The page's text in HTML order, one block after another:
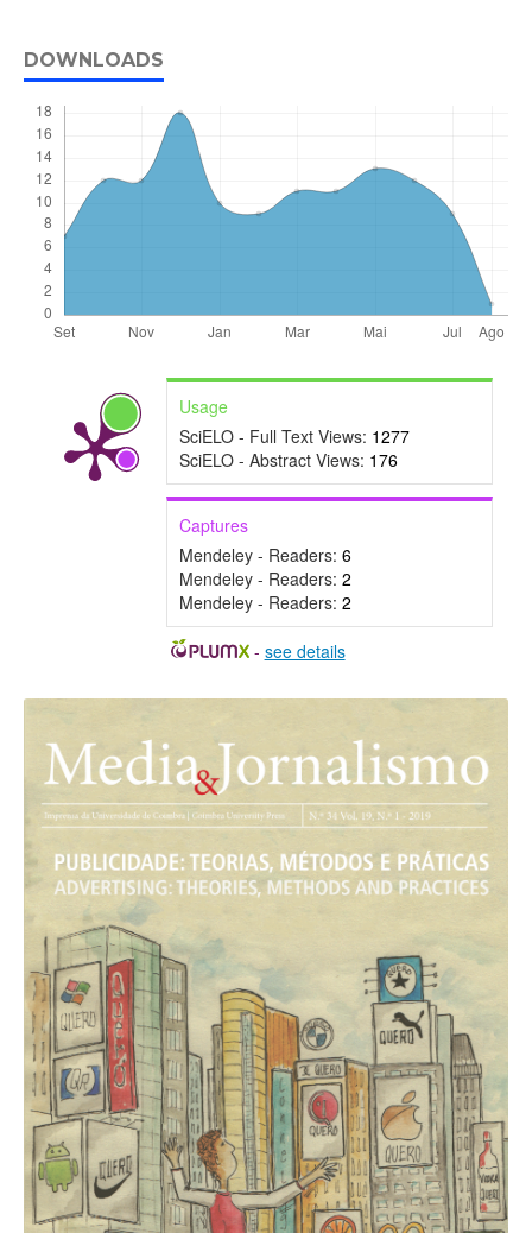
DOWNLOADS
Usage
SciELO - Full Text Views: 1277
SciELO - Abstract Views: 176
Captures
Mendeley - Readers: 6
Mendeley - Readers: 2
Mendeley - Readers: 2
- see details